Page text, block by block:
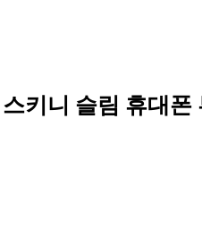
키니 슬림 휴대폰